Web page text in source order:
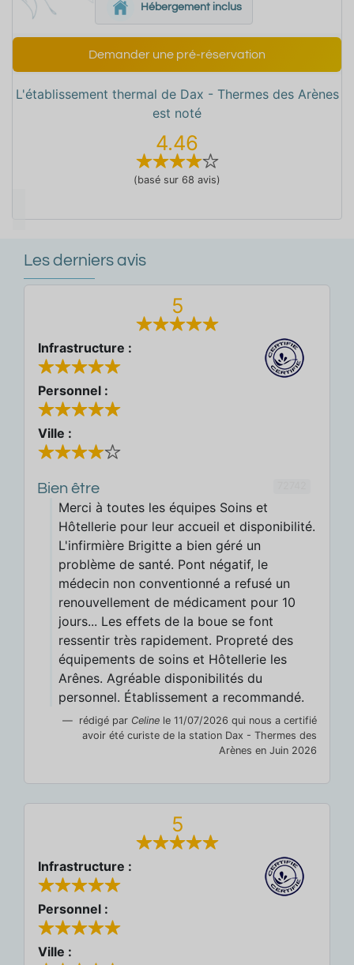
Hébergement inclus
Demander une pré-réservation
L'établissement thermal de Dax - Thermes des Arènes
est noté
4.46
(basé sur 68 avis)
Les derniers avis
5
Infrastructure :
Personnel :
Ville :
Bien être
Merci à toutes les équipes Soins et
Hôtellerie pour leur accueil et disponibilité.
L'infirmière Brigitte a bien géré un
problème de santé. Pont négatif, le
médecin non conventionné a refusé un
renouvellement de médicament pour 10
jours... Les effets de la boue se font
ressentir très rapidement. Propreté des
équipements de soins et Hôtellerie les
Arênes. Agréable disponibilités du
personnel. Établissement a recommandé.
rédigé par Celine le 11/07/2026 qui nous a certifié
avoir été curiste de la station Dax - Thermes des
Arènes en Juin 2026
5
Infrastructure :
Personnel :
Ville :